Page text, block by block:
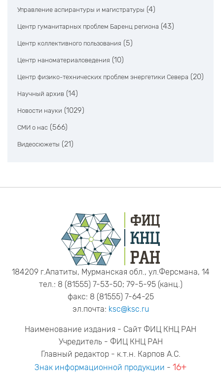
Управление аспирантуры и магистратуры (4)
Центр гуманитарных проблем Баренц региона (43)
Центр коллективного пользования (5)
Центр наноматериаловедения (10)
Центр физико-технических проблем энергетики Севера (20)
Научный архив (14)
Новости науки (1029)
СМИ о нас (566)
Видеосюжеты (21)
184209 г.Апатиты, Мурманская обл., ул.Ферсмана, 14
тел.: 8 (81555) 7-53-50; 79-5-95 (канц.)
факс: 8 (81555) 7-64-25
эл.почта: ksc@ksc.ru
Наименование издания - Сайт ФИЦ КНЦ РАН
Учредитель - ФИЦ КНЦ РАН
Главный редактор - к.т.н. Карпов А.С.
Знак информационной продукции - 16+